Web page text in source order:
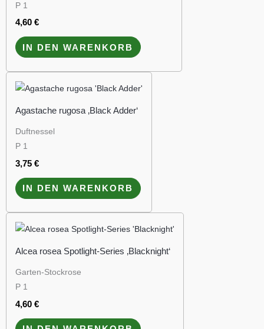
P 1
4,60 €
IN DEN WARENKORB
Agastache rugosa ‚Black Adder‘
Duftnessel
P 1
3,75 €
IN DEN WARENKORB
Alcea rosea Spotlight-Series ‚Blacknight‘
Garten-Stockrose
P 1
4,60 €